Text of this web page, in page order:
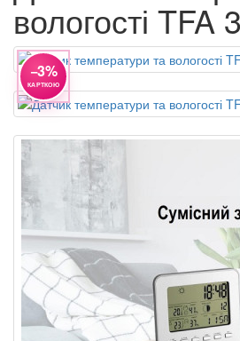
вологості TFA
−3%
КАРТКОЮ